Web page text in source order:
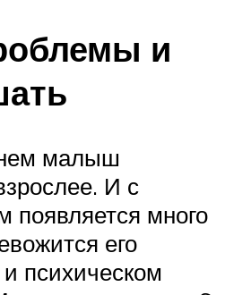
и
малыш
И с
появляется много
его
психическом